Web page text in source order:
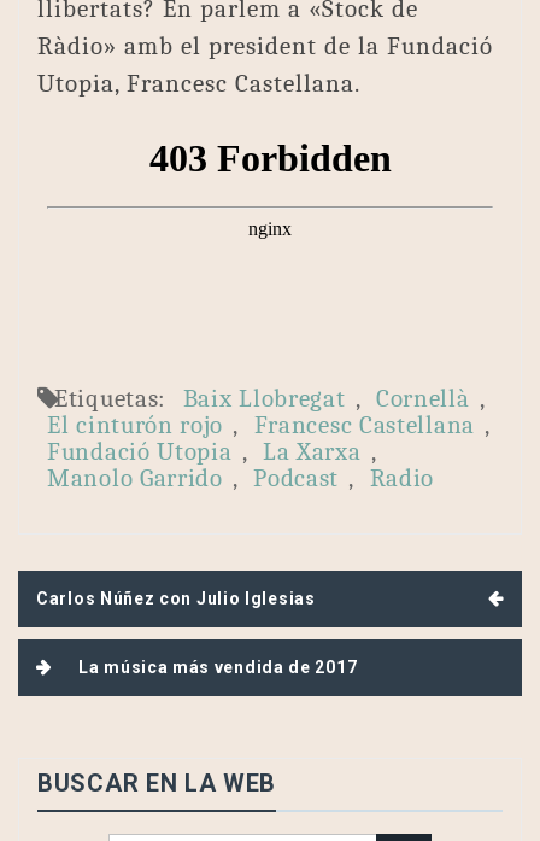
llibertats? En parlem a «Stock de
Ràdio» amb el president de la Fundació
Utopia, Francesc Castellana.
Etiquetas: Baix Llobregat , Cornellà ,
El cinturón rojo , Francesc Castellana ,
Fundació Utopia , La Xarxa ,
Manolo Garrido , Podcast , Radio
Navegación
de
entradas
Carlos Núñez con Julio Iglesias
La música más vendida de 2017
BUSCAR EN LA WEB